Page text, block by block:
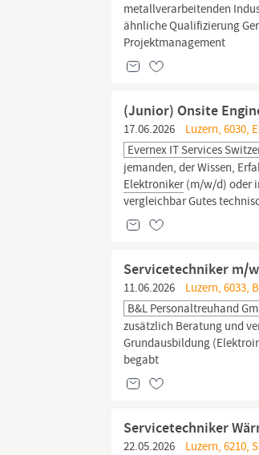
metallverarbeitenden
ähnliche Qualifizierung
Projektmanagement
(Junior) Onsite
17.06.2026
Luzern, 6030,
Evernex IT Services
jemanden, der Wissen,
Elektroniker(m/w/d) oder
vergleichbar Gutes
Servicetechniker m/
11.06.2026
Luzern, 6033,
B&L Personaltreuhand
zusätzlich Beratung und
Grundausbildung
begabt
Servicetechniker
22.05.2026
Luzern, 6210,